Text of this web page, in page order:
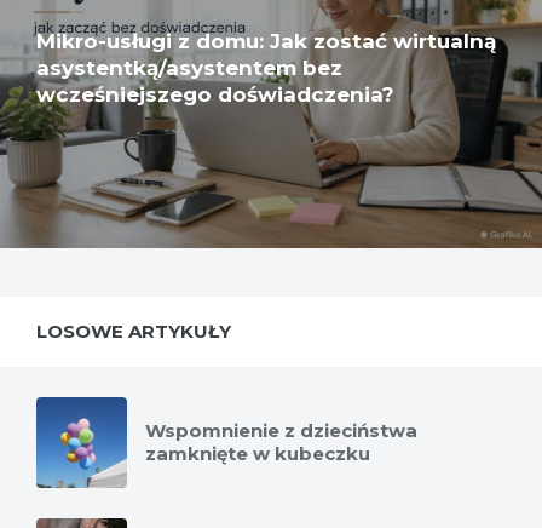
Mikro-usługi z domu: Jak zostać wirtualną
asystentką/asystentem bez
wcześniejszego doświadczenia?
LOSOWE ARTYKUŁY
Wspomnienie z dzieciństwa
zamknięte w kubeczku